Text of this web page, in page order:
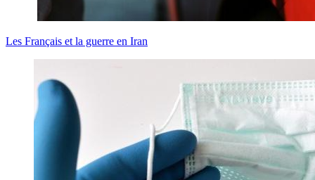
Les Français et la guerre en Iran